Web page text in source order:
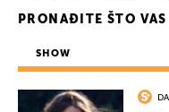
PRONAĐITE ŠTO
SHOW